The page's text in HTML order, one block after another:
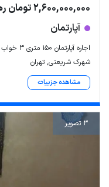
2,600,000,000 تومان رهن
آپارتمان
اجاره آپارتمان 150 متری 3 خواب
شهرک شریعتی, تهران
مشاهده جزییات
3 تصویر